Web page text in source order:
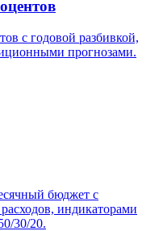
с годовой разбивкой,
прогнозами.
бюджет с
индикаторами
30/20.